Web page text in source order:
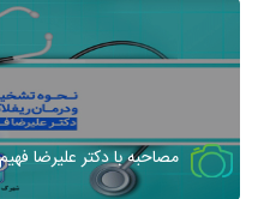
مصاحبه با دکتر علیرضا